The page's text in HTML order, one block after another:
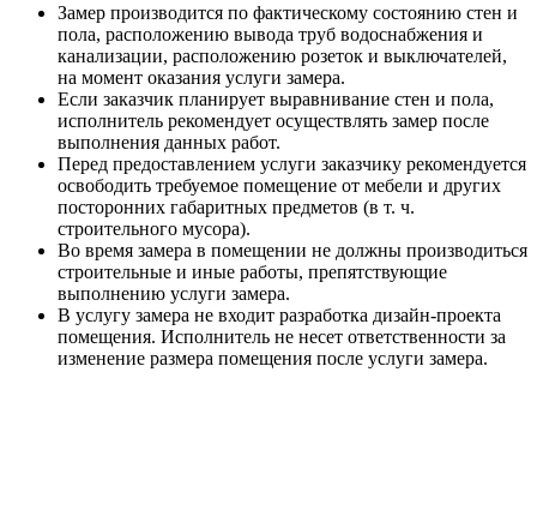
Замер производится по фактическому состоянию стен и
пола, расположению вывода труб водоснабжения и
канализации, расположению розеток и выключателей,
на момент оказания услуги замера.
Если заказчик планирует выравнивание стен и пола,
исполнитель рекомендует осуществлять замер после
выполнения данных работ.
Перед предоставлением услуги заказчику рекомендуется
освободить требуемое помещение от мебели и других
посторонних габаритных предметов (в т. ч.
строительного мусора).
Во время замера в помещении не должны производиться
строительные и иные работы, препятствующие
выполнению услуги замера.
В услугу замера не входит разработка дизайн-проекта
помещения. Исполнитель не несет ответственности за
изменение размера помещения после услуги замера.